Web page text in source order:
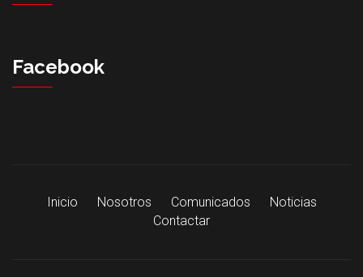
Facebook
Inicio Nosotros Comunicados
Noticias
Contactar